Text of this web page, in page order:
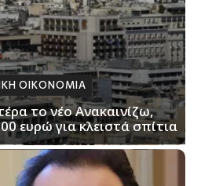
ΟΙΚΟΝΟΜΙΑ
το νέο Ανακαινίζω,
ευρώ για κλειστά σπίτια